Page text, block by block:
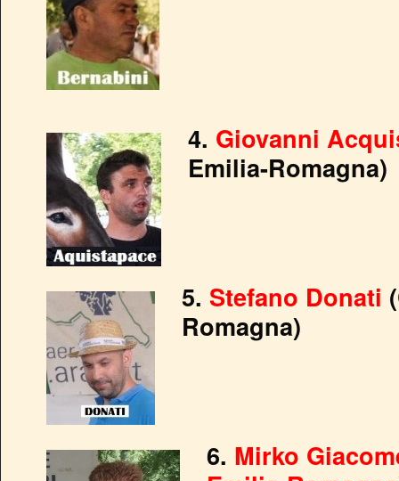
4. Giovanni
Emilia-Romagna)
5. Stefano Donati
Romagna)
6. Mirko